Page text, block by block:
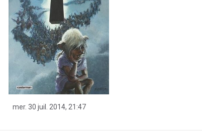
mer. 30 juil. 2014, 21:47